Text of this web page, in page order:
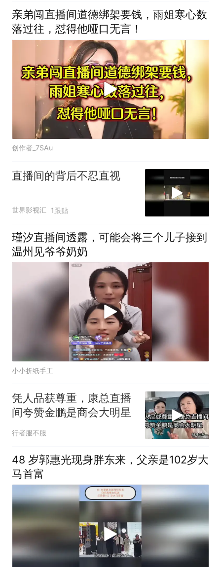
亲弟闯直播间道德绑架要钱，雨姐寒心数
落过往，怼得他哑口无言！
创作者_7SAu
直播间的背后不忍直视
世界影视汇 1跟贴
瑾汐直播间透露，可能会将三个儿子接到
温州见爷爷奶奶
小小折纸手工
凭人品获尊重，康总直播
间夸赞金鹏是商会大明星
行者服不服
48 岁郭惠光现身胖东来，父亲是102岁大
马首富